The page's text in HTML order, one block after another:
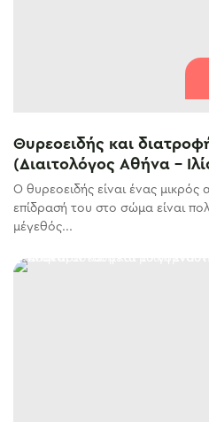
Θυρεοειδής και
(Διαιτολόγος Αθήνα –
Ο θυρεοειδής είναι ένας
επίδρασή του στο σώμα είναι
μέγεθός...